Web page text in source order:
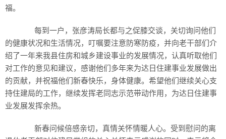
福。
每到一户，张彦涛局长都与之促膝交谈，关切询问他们
的健康状况和生活情况，叮嘱要注意防寒防疫，并向老干部们介
绍了一年来我县住房和城乡建设事业的发展情况，认真听取他们
对工作的意见和建议，感谢他们多年来为达日住建事业发展做出
的贡献，并祝福他们新春快乐，身体健康。希望他们继续关心支
持住建局的工作，继续发挥老同志示范带动作用，为达日住建事
业发展发挥余热。
新春问候倍感亲切，真情关怀情暖人心。受到慰问的离